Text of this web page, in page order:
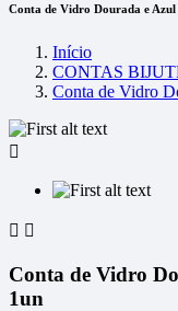
Conta de Vidro Dourada e
Início
CONTAS
Conta de Vidro

 
Conta de Vidro
1un